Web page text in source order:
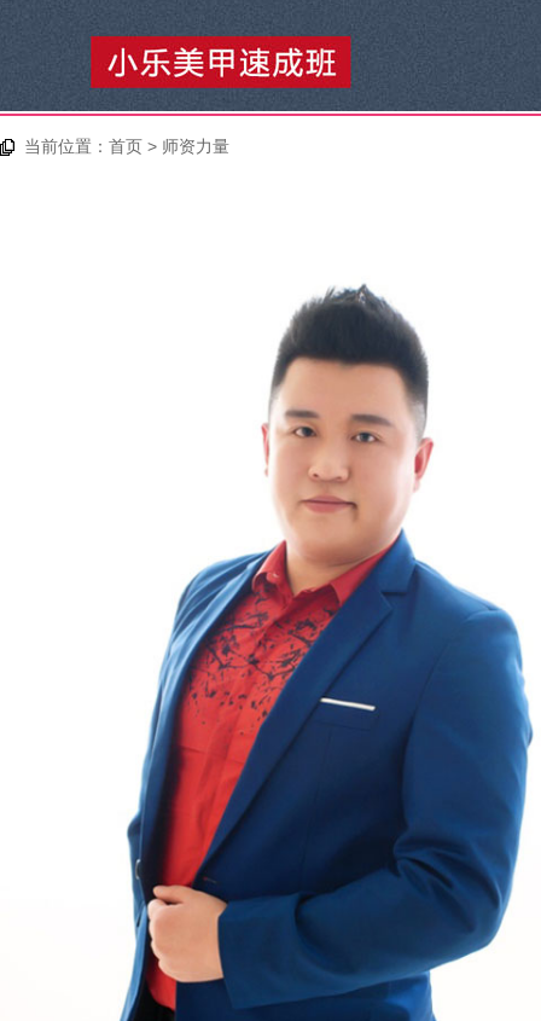
当前位置： 首页 > 师资力量